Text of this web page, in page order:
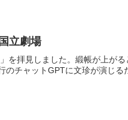
立劇場
を拝見しました。緞帳が上が
のチャットGPTに文珍が演じ